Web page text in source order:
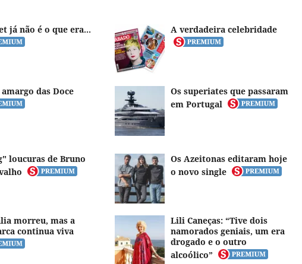
já não é o que era... A verdadeira celebridade
das Doce
Os superiates que passaram
em Portugal
loucuras de Bruno
Os Azeitonas editaram hoje
o novo single
morreu, mas a
continua viva
Lili Caneças: “Tive dois
namorados geniais, um era
drogado e o outro
alcoólico”